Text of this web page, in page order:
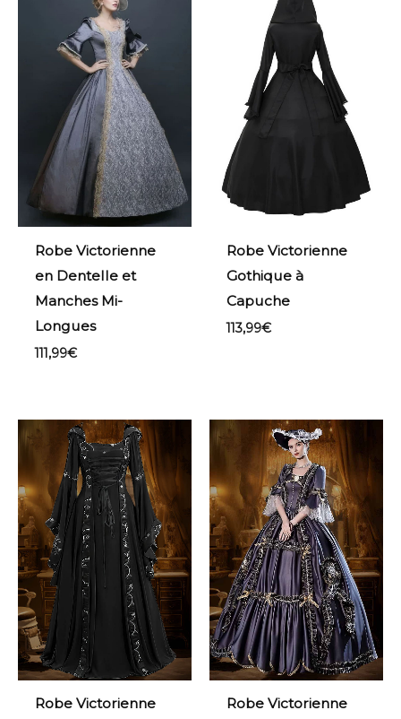
Robe Victorienne
en Dentelle et
Manches Mi-
Longues
111,99€
Robe Victorienne
Gothique à
Capuche
113,99€
Robe Victorienne
Robe Victorienne